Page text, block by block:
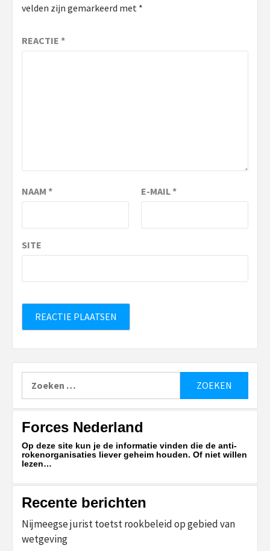
velden zijn gemarkeerd met *
REACTIE *
NAAM * E-MAIL*
SITE
naar:
Forces Nederland
Op deze site kun je de informatie vinden die de anti-
rokenorganisaties liever geheim houden. Of niet willen
lezen…
Recente berichten
Nijmeegse jurist toetst rookbeleid op gebied van
wetgeving